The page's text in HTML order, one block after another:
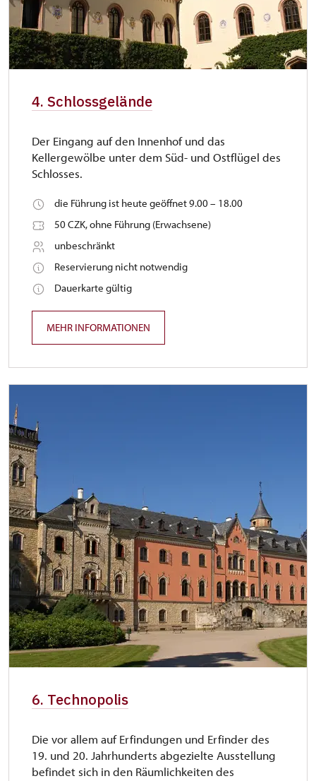
4. Schlossgelände
Der Eingang auf den Innenhof und das
Kellergewölbe unter dem Süd- und Ostflügel des
Schlosses.
die Führung ist heute geöffnet 9.00 – 18.00
50 CZK, ohne Führung (Erwachsene)
unbeschränkt
Reservierung nicht notwendig
Dauerkarte gültig
MEHR INFORMATIONEN
6. Technopolis
Die vor allem auf Erfindungen und Erfinder des
19. und 20. Jahrhunderts abgezielte Ausstellung
befindet sich in den Räumlichkeiten des